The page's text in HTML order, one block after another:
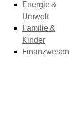
Energie &
Umwelt
Familie &
Kinder
Finanzwesen